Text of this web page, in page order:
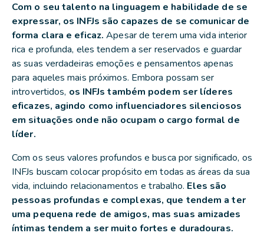
Com o seu talento na linguagem e habilidade de se
expressar, os INFJs são capazes de se comunicar de
forma clara e eficaz. Apesar de terem uma vida interior
rica e profunda, eles tendem a ser reservados e guardar
as suas verdadeiras emoções e pensamentos apenas
para aqueles mais próximos. Embora possam ser
introvertidos, os INFJs também podem ser líderes
eficazes, agindo como influenciadores silenciosos
em situações onde não ocupam o cargo formal de
líder.
Com os seus valores profundos e busca por significado, os
INFJs buscam colocar propósito em todas as áreas da sua
vida, incluindo relacionamentos e trabalho. Eles são
pessoas profundas e complexas, que tendem a ter
uma pequena rede de amigos, mas suas amizades
íntimas tendem a ser muito fortes e duradouras.